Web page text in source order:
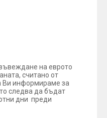
на еврото
считано от
Ви информираме за
следва да бъдат
дни преди